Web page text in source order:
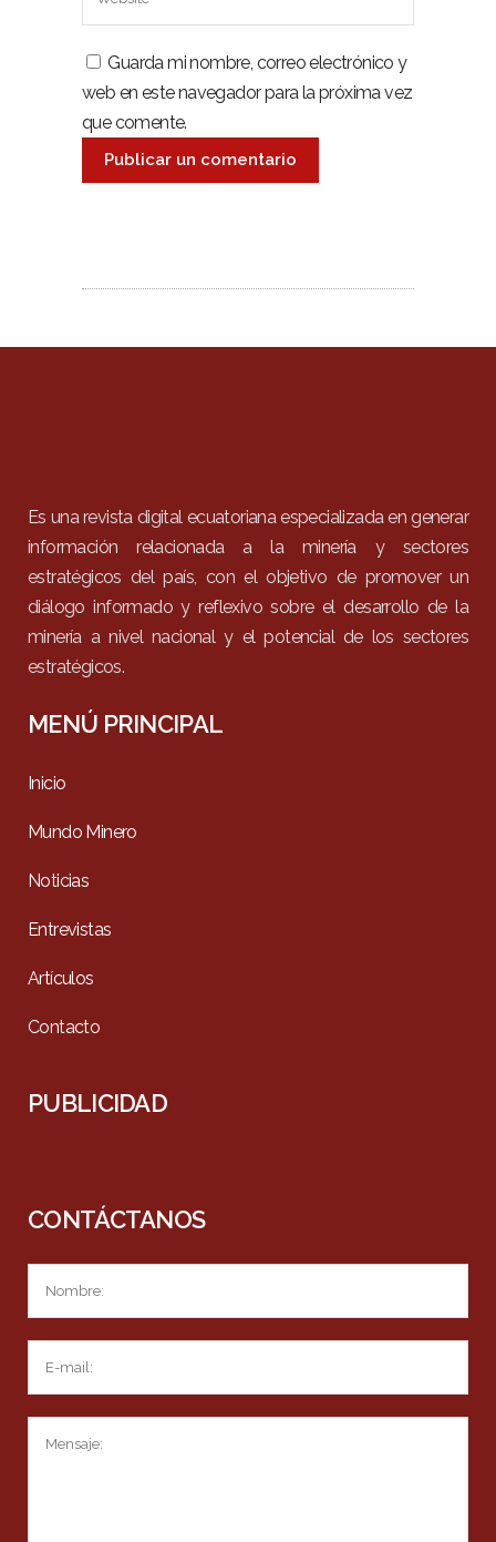
Guarda mi nombre, correo electrónico y
web en este navegador para la próxima vez
que comente.
Es una revista digital ecuatoriana especializada en generar
información relacionada a la minería y sectores
estratégicos del país, con el objetivo de promover un
diálogo informado y reflexivo sobre el desarrollo de la
minería a nivel nacional y el potencial de los sectores
estratégicos.
MENÚ PRINCIPAL
Inicio
Mundo Minero
Noticias
Entrevistas
Artículos
Contacto
PUBLICIDAD
CONTÁCTANOS